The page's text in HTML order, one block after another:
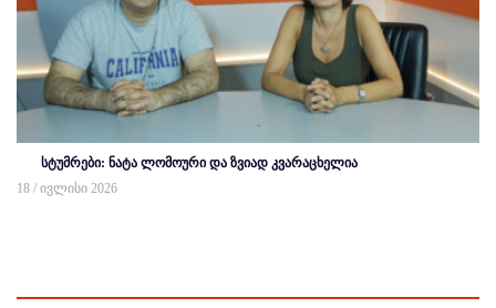
სტუმრები: ნატა ლომოური და ზვიად კვარაცხელია
18 / ივლისი 2026